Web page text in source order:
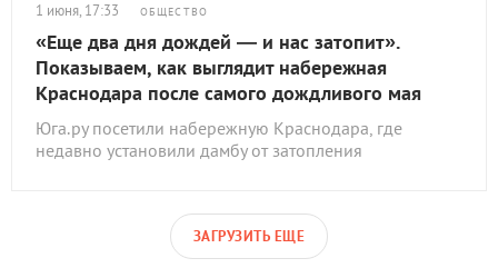
1 июня, 17:33 ОБЩЕСТВО
«Еще два дня дождей — и нас затопит».
Показываем, как выглядит набережная
Краснодара после самого дождливого мая
Юга.ру посетили набережную Краснодара, где
недавно установили дамбу от затопления
ЗАГРУЗИТЬ ЕЩЕ